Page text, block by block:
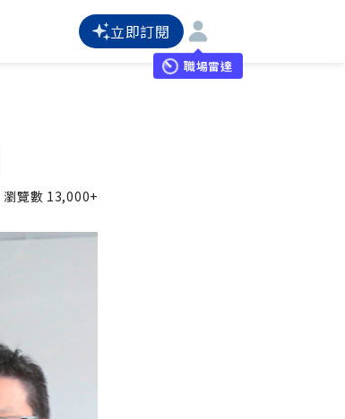
立即訂閱
職場雷達
瀏覽數 13,000+